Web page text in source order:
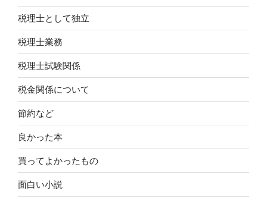
税理士として独立
税理士業務
税理士試験関係
税金関係について
節約など
良かった本
買ってよかったもの
面白い小説